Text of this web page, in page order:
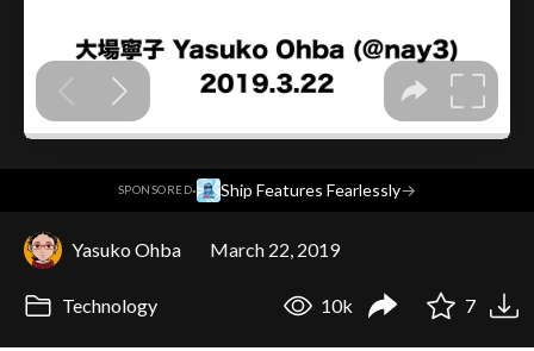
SPONSORED· Ship Features Fearlessly→
Yasuko Ohba March 22, 2019
Technology 10k 7